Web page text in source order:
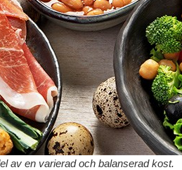
av en varierad och balanserad kost.